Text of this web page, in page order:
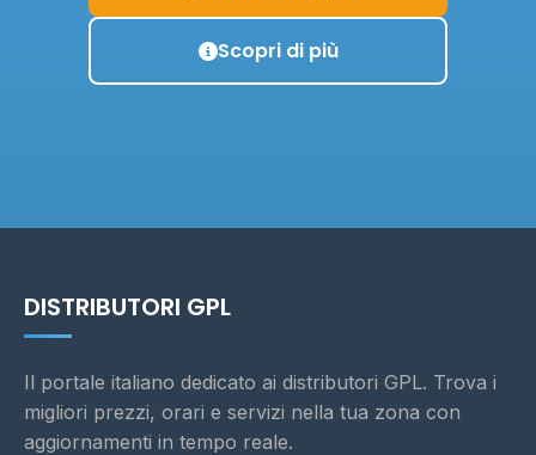
Scopri di più
DISTRIBUTORI GPL
Il portale italiano dedicato ai distributori GPL. Trova i
migliori prezzi, orari e servizi nella tua zona con
aggiornamenti in tempo reale.